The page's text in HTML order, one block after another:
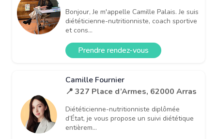
Bonjour, Je m'appelle Camille Palais. Je suis
diététicienne-nutritionniste, coach sportive
et cons...
Prendre rendez-vous
Camille Fournier
📍 327 Place d’Armes, 62000 Arras
Diététicienne-nutritionniste diplômée
d’État, je vous propose un suivi diététique
entièrem...